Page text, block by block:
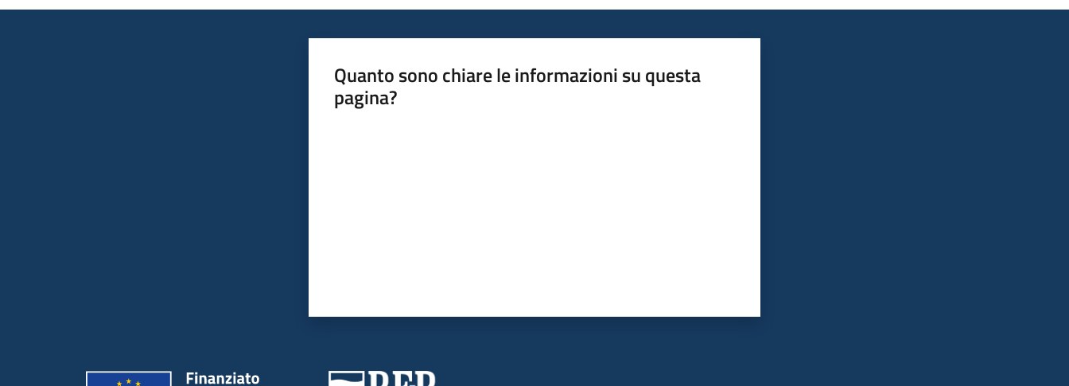
Quanto sono chiare le informazioni su questa
pagina?